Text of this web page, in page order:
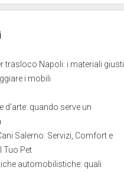
trasloco Napoli: i materiali giusti
i mobili
d’arte: quando serve un
Salerno: Servizi, Comfort e
Tuo Pet
automobilistiche: quali